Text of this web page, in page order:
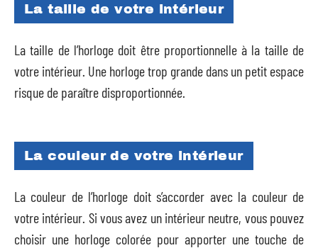
La taille de votre intérieur
La taille de l’horloge doit être proportionnelle à la taille de
votre intérieur. Une horloge trop grande dans un petit espace
risque de paraître disproportionnée.
La couleur de votre intérieur
La couleur de l’horloge doit s’accorder avec la couleur de
votre intérieur. Si vous avez un intérieur neutre, vous pouvez
choisir une horloge colorée pour apporter une touche de